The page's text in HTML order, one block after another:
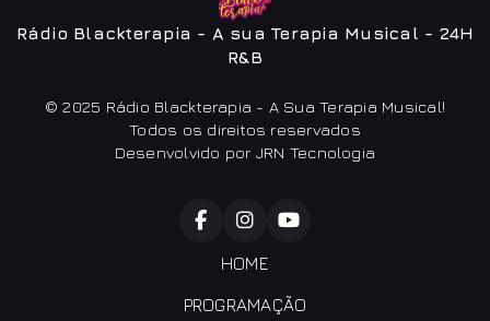
Rádio Blackterapia - A sua Terapia Musical - 24H
R&B
© 2025 Rádio Blackterapia - A Sua Terapia Musical!
Todos os direitos reservados
Desenvolvido por JRN Tecnologia
HOME
PROGRAMAÇÃO